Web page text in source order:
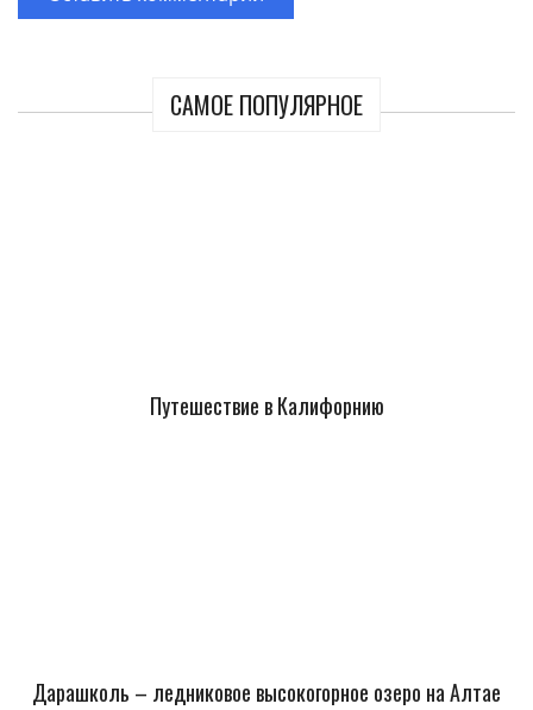
САМОЕ ПОПУЛЯРНОЕ
Путешествие в Калифорнию
Дарашколь – ледниковое высокогорное озеро на Алтае